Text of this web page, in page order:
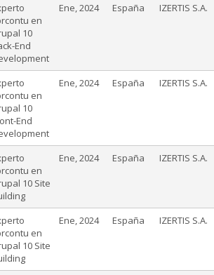
en
10
End
Ene, 2024 España IZERTIS S.A.
en
10
End
Ene, 2024 España IZERTIS S.A.
en
10 Site
Ene, 2024 España IZERTIS S.A.
en
10 Site
Ene, 2024 España IZERTIS S.A.